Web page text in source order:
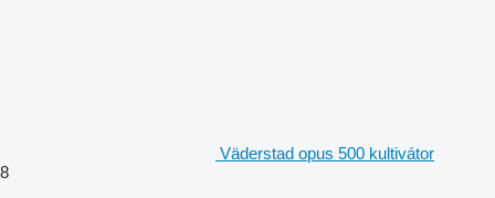
Väderstad opus 500 kultivátor
8